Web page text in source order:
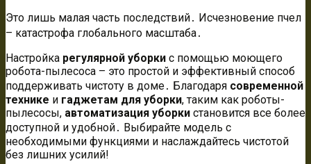
Это лишь малая часть последствий․ Исчезновение пчел
– катастрофа глобального масштаба․
Настройка регулярной уборки с помощью моющего
робота-пылесоса – это простой и эффективный способ
поддерживать чистоту в доме․ Благодаря современной
технике и гаджетам для уборки, таким как роботы-
пылесосы, автоматизация уборки становится все более
доступной и удобной․ Выбирайте модель с
необходимыми функциями и наслаждайтесь чистотой
без лишних усилий!